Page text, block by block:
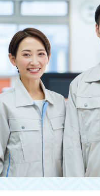
供養に関する
たしておりま
せ。
立ち合いが
いただけま
はい。お時間
く対応させて
お問い合わせ